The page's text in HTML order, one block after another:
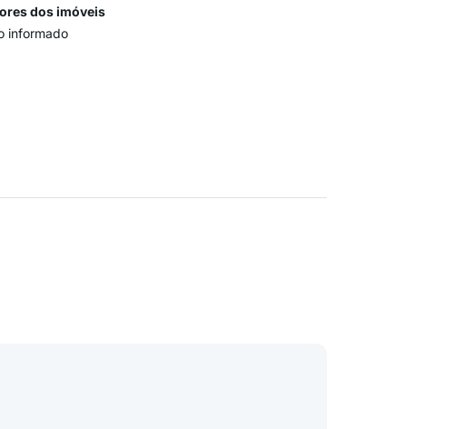
dos imóveis
informado